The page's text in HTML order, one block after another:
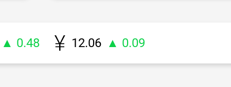
▲ 0.48 12.06 ▲ 0.09